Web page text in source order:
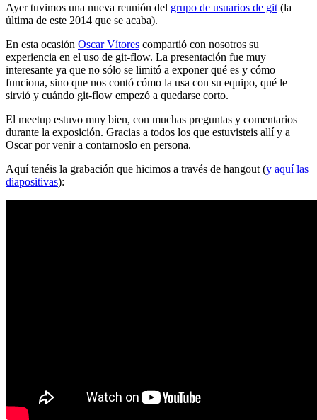
Ayer tuvimos una nueva reunión del grupo de usuarios de git (la
última de este 2014 que se acaba).
En esta ocasión Oscar Vítores compartió con nosotros su
experiencia en el uso de git-flow. La presentación fue muy
interesante ya que no sólo se limitó a exponer qué es y cómo
funciona, sino que nos contó cómo la usa con su equipo, qué le
sirvió y cuándo git-flow empezó a quedarse corto.
El meetup estuvo muy bien, con muchas preguntas y comentarios
durante la exposición. Gracias a todos los que estuvisteis allí y a
Oscar por venir a contarnoslo en persona.
Aquí tenéis la grabación que hicimos a través de hangout (y aquí las
diapositivas):